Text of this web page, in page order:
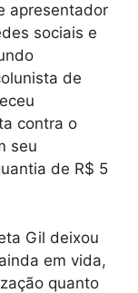
apresentador
sociais e
de
contra o
seu
de R$ 5
Gil deixou
em vida,
quanto